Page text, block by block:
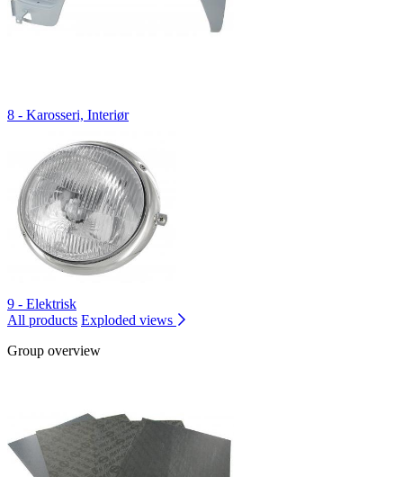
8 - Karosseri, Interiør
9 - Elektrisk
All products Exploded views
Group overview